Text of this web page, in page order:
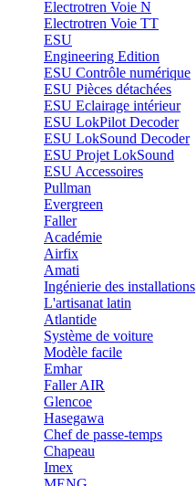
Electrotren Voie N
Electrotren Voie TT
ESU
Engineering Edition
ESU Contrôle numérique
ESU Pièces détachées
ESU Eclairage intérieur
ESU LokPilot Decoder
ESU LokSound Decoder
ESU Projet LokSound
ESU Accessoires
Pullman
Evergreen
Faller
Académie
Airfix
Amati
Ingénierie des installations
L'artisanat latin
Atlantide
Système de voiture
Modèle facile
Emhar
Faller AIR
Glencoe
Hasegawa
Chef de passe-temps
Chapeau
Imex